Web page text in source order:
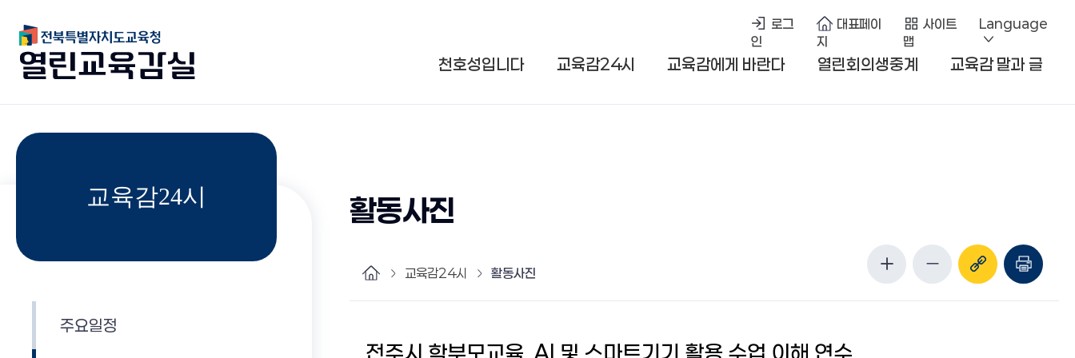
천호성입니다 교육감24시 교육감에게 바란다 열린회의생중계 교육감 말과 글
로그
인
대표페이
지
사이트
맵
Language
교육감24시
주요일정
활동사진
교육감24시 활동사진